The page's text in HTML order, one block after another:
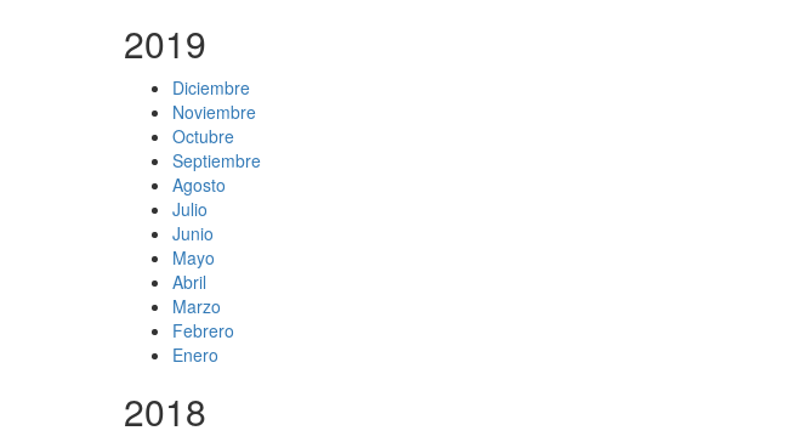
2019
Diciembre
Noviembre
Octubre
Septiembre
Agosto
Julio
Junio
Mayo
Abril
Marzo
Febrero
Enero
2018